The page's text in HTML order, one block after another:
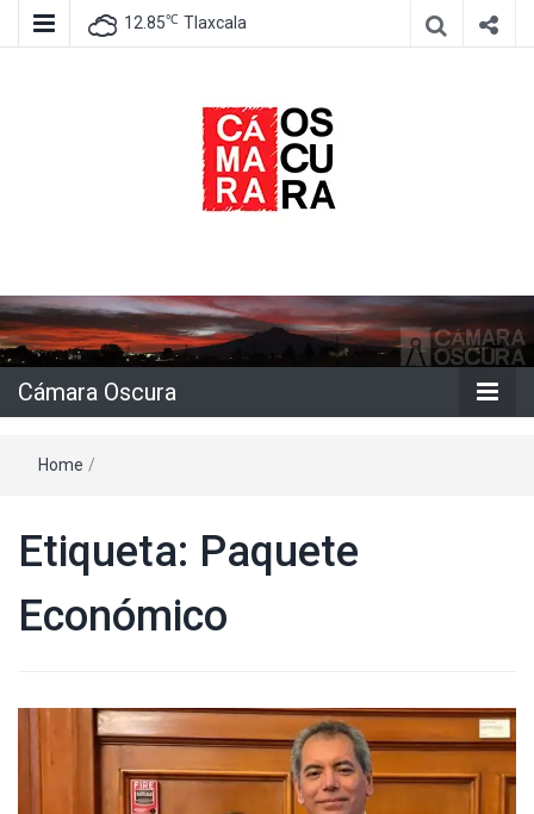
12.85℃ Tlaxcala
Cámara
Oscura
Cámara Oscura
Home /
Etiqueta: Paquete
Económico